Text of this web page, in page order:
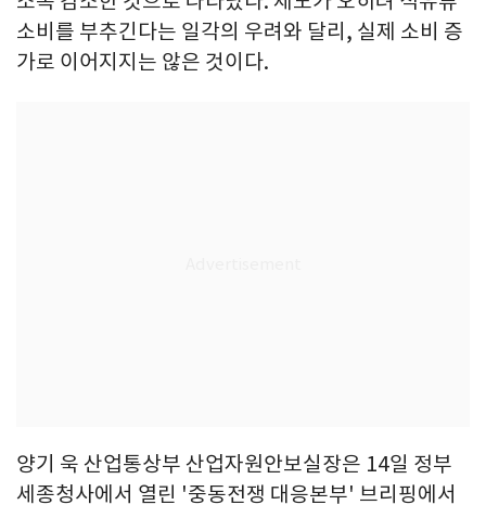
소비를 부추긴다는 일각의 우려와 달리, 실제 소비 증
가로 이어지지는 않은 것이다.
양기 욱 산업통상부 산업자원안보실장은 14일 정부
세종청사에서 열린 '중동전쟁 대응본부' 브리핑에서